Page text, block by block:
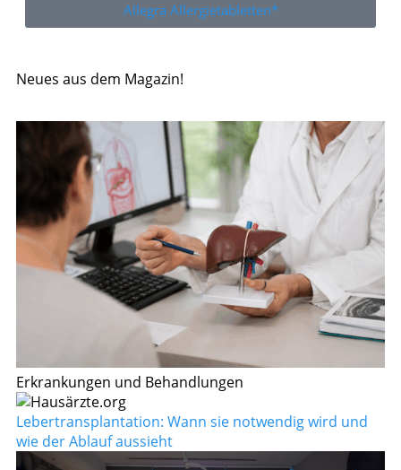
Allegra Allergietabletten*
Neues aus dem Magazin!
Erkrankungen und Behandlungen
Lebertransplantation: Wann sie notwendig wird und
wie der Ablauf aussieht